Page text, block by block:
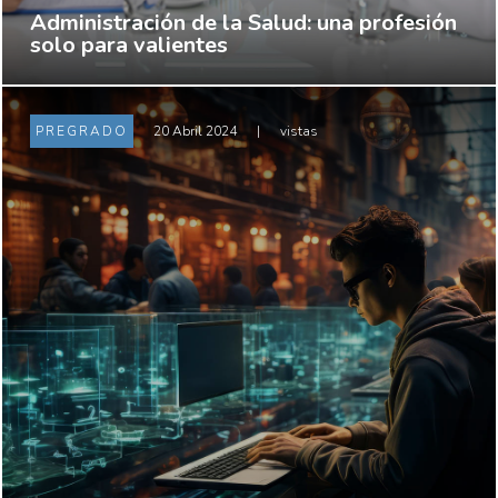
Administración de la Salud: una profesión
solo para valientes
PREGRADO 20 Abril 2024 | vistas